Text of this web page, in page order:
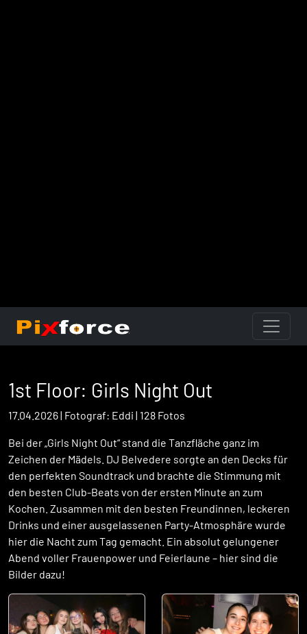
1st Floor: Girls Night Out
17.04.2026 | Fotograf: Eddi | 128 Fotos
Bei der „Girls Night Out“ stand die Tanzfläche ganz im
Zeichen der Mädels. DJ Belvedere sorgte an den Decks für
den perfekten Soundtrack und brachte die Stimmung mit
den besten Club-Beats von der ersten Minute an zum
Kochen. Zusammen mit den besten Freundinnen, leckeren
Drinks und einer ausgelassenen Party-Atmosphäre wurde
hier die Nacht zum Tag gemacht. Ein absolut gelungener
Abend voller Frauenpower und Feierlaune – hier sind die
Bilder dazu!